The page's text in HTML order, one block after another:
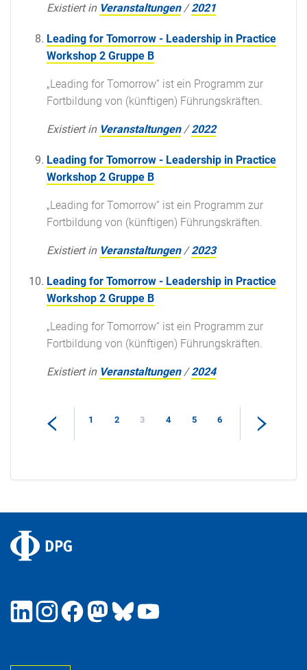
Existiert in Veranstaltungen /2021
Leading for Tomorrow - Leadership in Practice
Workshop 2 Gruppe B
„Leading for Tomorrow“ ist ein Programm zur
Fortbildung von (künftigen) Führungskräften.
Existiert in Veranstaltungen /2022
Leading for Tomorrow - Leadership in Practice
Workshop 2 Gruppe B
„Leading for Tomorrow“ ist ein Programm zur
Fortbildung von (künftigen) Führungskräften.
Existiert in Veranstaltungen /2023
Leading for Tomorrow - Leadership in Practice
Workshop 2 Gruppe B
„Leading for Tomorrow“ ist ein Programm zur
Fortbildung von (künftigen) Führungskräften.
Existiert in Veranstaltungen /2024
1 2 3 4 5 6